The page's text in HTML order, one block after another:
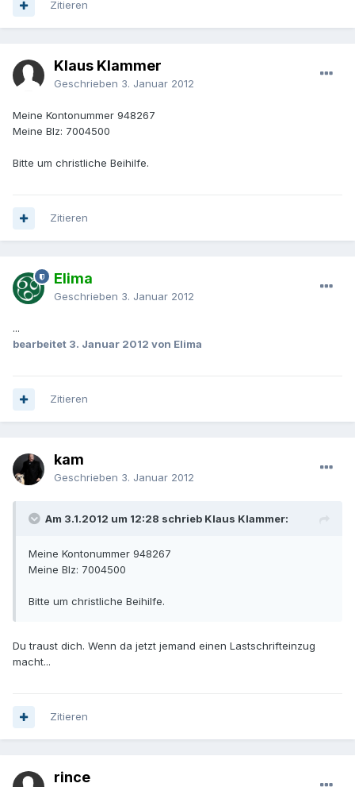
Zitieren
Klaus Klammer
Geschrieben 3. Januar 2012
Meine Kontonummer 948267
Meine Blz: 7004500
Bitte um christliche Beihilfe.
Zitieren
Elima
Geschrieben 3. Januar 2012
...
bearbeitet 3. Januar 2012 von Elima
Zitieren
kam
Geschrieben 3. Januar 2012
Am 3.1.2012 um 12:28 schrieb Klaus Klammer:
Meine Kontonummer 948267
Meine Blz: 7004500
Bitte um christliche Beihilfe.
Du traust dich. Wenn da jetzt jemand einen Lastschrifteinzug
macht...
Zitieren
rince